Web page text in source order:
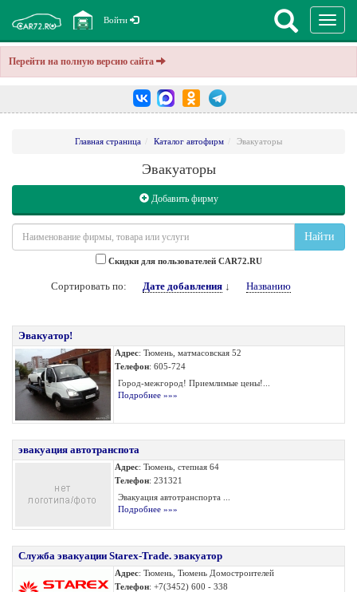
Перейти на полную версию сайта
Войти
Главная страница Каталог автофирм Эвакуаторы
Эвакуаторы
Добавить фирму
Найти
Cкидки для пользователей CAR72.RU
Сортировать по: Дате добавления↓ Названию
Эвакуатор!
Адрес: Тюмень, матмасовская 52
Телефон: 605-724
Город-межгород! Приемлимые цены!...
Подробнее »»»
эвакуация автотранспота
Адрес: Тюмень, степная 64
Телефон: 231321
Эвакуация автотранспорта ...
Подробнее »»»
Служба эвакуации Starex-Trade. эвакуатор
Адрес: Тюмень, Тюмень Домостроителей
Телефон: +7(3452) 600 - 338